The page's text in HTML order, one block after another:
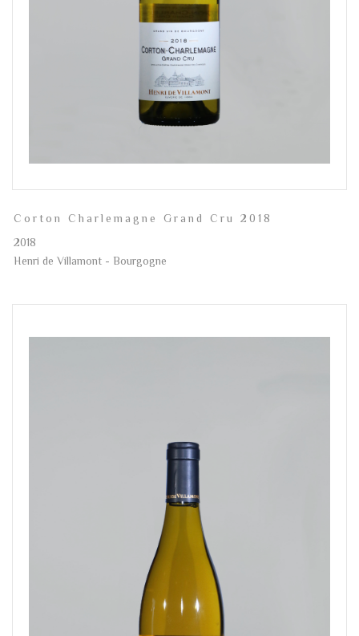
Corton Charlemagne Grand Cru 2018
2018
Henri de Villamont - Bourgogne